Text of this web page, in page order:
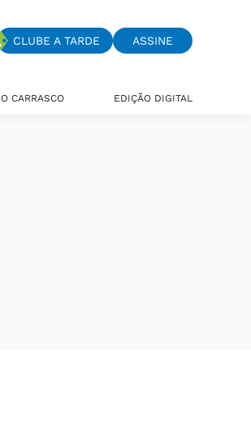
CLUBE A TARDE ASSINE
O CARRASCO EDIÇÃO DIGITAL